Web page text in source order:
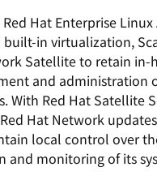
Hat Enterprise Linux
in virtualization,
Satellite to retain in-
and administration
With Red Hat Satellite
Hat Network
local control over
and monitoring of its